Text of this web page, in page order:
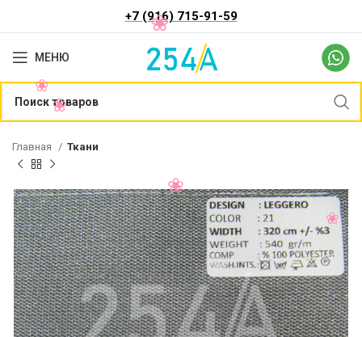
+7 (916) 715-91-59
МЕНЮ
Главная Ткани